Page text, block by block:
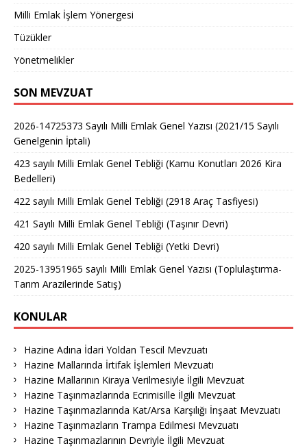
Milli Emlak İşlem Yönergesi
Tüzükler
Yönetmelikler
SON MEVZUAT
2026-14725373 Sayılı Milli Emlak Genel Yazısı (2021/15 Sayılı
Genelgenin İptali)
423 sayılı Milli Emlak Genel Tebliği (Kamu Konutları 2026 Kira
Bedelleri)
422 sayılı Milli Emlak Genel Tebliği (2918 Araç Tasfiyesi)
421 Sayılı Milli Emlak Genel Tebliği (Taşınır Devri)
420 sayılı Milli Emlak Genel Tebliği (Yetki Devri)
2025-13951965 sayılı Milli Emlak Genel Yazısı (Toplulaştırma-
Tarım Arazilerinde Satış)
KONULAR
Hazine Adına İdari Yoldan Tescil Mevzuatı
Hazine Mallarında İrtifak İşlemleri Mevzuatı
Hazine Mallarının Kiraya Verilmesiyle İlgili Mevzuat
Hazine Taşınmazlarında Ecrimisille İlgili Mevzuat
Hazine Taşınmazlarında Kat/Arsa Karşılığı İnşaat Mevzuatı
Hazine Taşınmazların Trampa Edilmesi Mevzuatı
Hazine Taşınmazlarının Devriyle İlgili Mevzuat